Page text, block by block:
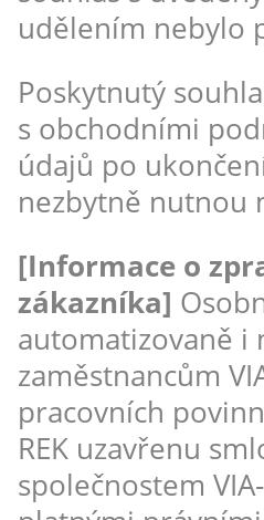
udělením nebylo
Poskytnutý
s obchodními
údajů po
nezbytně nutnou
[Informace o
zákazníka]
automatizovaně i
zaměstnancům
pracovních
REK uzavřenu
společnostem